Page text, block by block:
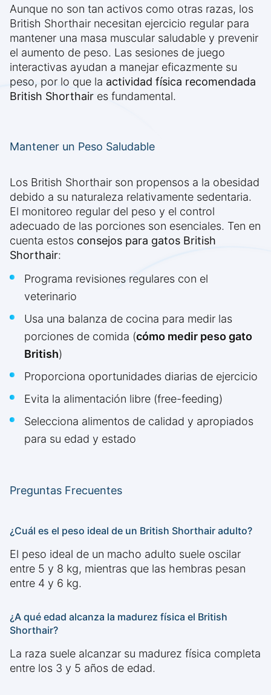
Aunque no son tan activos como otras razas, los
British Shorthair necesitan ejercicio regular para
mantener una masa muscular saludable y prevenir
el aumento de peso. Las sesiones de juego
interactivas ayudan a manejar eficazmente su
peso, por lo que la actividad física recomendada
British Shorthair es fundamental.
Mantener un Peso Saludable
Los British Shorthair son propensos a la obesidad
debido a su naturaleza relativamente sedentaria.
El monitoreo regular del peso y el control
adecuado de las porciones son esenciales. Ten en
cuenta estos consejos para gatos British
Shorthair:
Programa revisiones regulares con el
veterinario
Usa una balanza de cocina para medir las
porciones de comida (cómo medir peso gato
British)
Proporciona oportunidades diarias de ejercicio
Evita la alimentación libre (free-feeding)
Selecciona alimentos de calidad y apropiados
para su edad y estado
Preguntas Frecuentes
¿Cuál es el peso ideal de un British Shorthair adulto?
El peso ideal de un macho adulto suele oscilar
entre 5 y 8 kg, mientras que las hembras pesan
entre 4 y 6 kg.
¿A qué edad alcanza la madurez física el British
Shorthair?
La raza suele alcanzar su madurez física completa
entre los 3 y 5 años de edad.